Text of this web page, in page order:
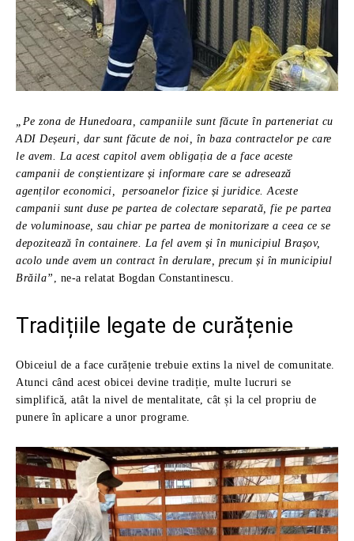
„Pe zona de Hunedoara, campaniile sunt făcute în parteneriat cu
ADI Deșeuri, dar sunt făcute de noi, în baza contractelor pe care
le avem. La acest capitol avem obligația de a face aceste
campanii de conștientizare și informare care se adresează
agenților economici, persoanelor fizice și juridice. Aceste
campanii sunt duse pe partea de colectare separată, fie pe partea
de voluminoase, sau chiar pe partea de monitorizare a ceea ce se
depozitează în containere. La fel avem și în municipiul Brașov,
acolo unde avem un contract în derulare, precum și în municipiul
Brăila” , ne-a relatat Bogdan Constantinescu.
Tradițiile legate de curățenie
Obiceiul de a face curățenie trebuie extins la nivel de comunitate.
Atunci când acest obicei devine tradiție, multe lucruri se
simplifică, atât la nivel de mentalitate, cât și la cel propriu de
punere în aplicare a unor programe.